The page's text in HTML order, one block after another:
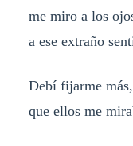
me miro a los
a ese extraño
Debí fijarme
que ellos me